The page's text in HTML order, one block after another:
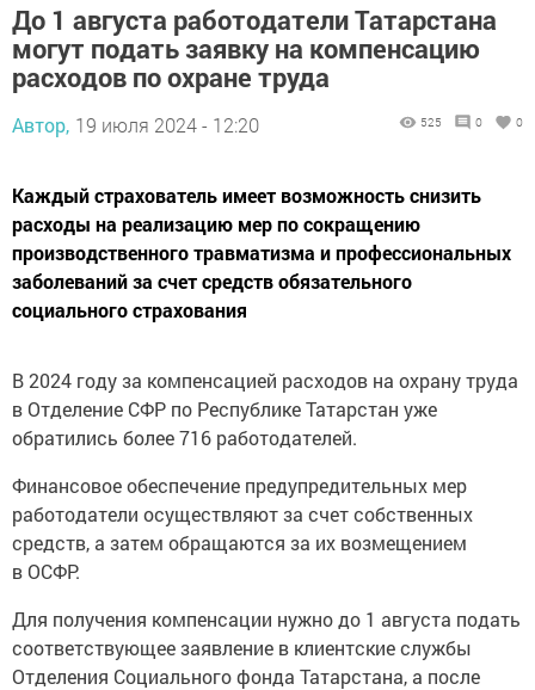
До 1 августа работодатели Татарстана
могут подать заявку на компенсацию
расходов по охране труда
Автор, 19 июля 2024 - 12:20 525 0 0
Каждый страхователь имеет возможность снизить
расходы на реализацию мер по сокращению
производственного травматизма и профессиональных
заболеваний за счет средств обязательного
социального страхования
В 2024 году за компенсацией расходов на охрану труда
в Отделение СФР по Республике Татарстан уже
обратились более 716 работодателей.
Финансовое обеспечение предупредительных мер
работодатели осуществляют за счет собственных
средств, а затем обращаются за их возмещением
в ОСФР.
Для получения компенсации нужно до 1 августа подать
соответствующее заявление в клиентские службы
Отделения Социального фонда Татарстана, а после